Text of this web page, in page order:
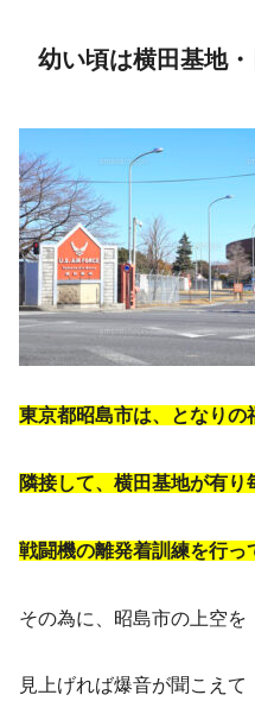
幼い頃は横田基地
東京都昭島市は、となりの
隣接して、横田基地が有り
戦闘機の離発着訓練を行っ
その為に、昭島市の上空を
見上げれば爆音が聞こえて